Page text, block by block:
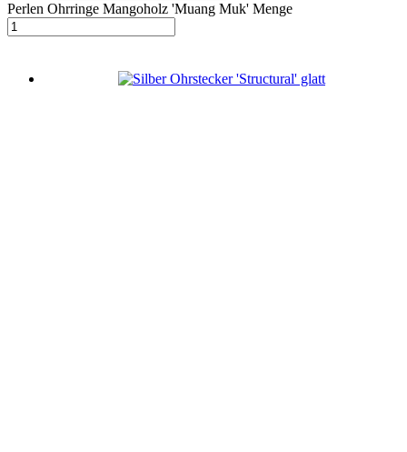
Perlen Ohrringe Mangoholz 'Muang Muk' Menge